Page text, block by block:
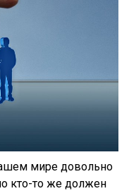
мире довольно
кто-то же должен